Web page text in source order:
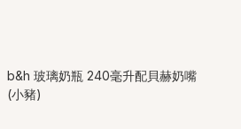
b&h 玻璃奶瓶 240毫升配貝赫奶嘴
(小豬)